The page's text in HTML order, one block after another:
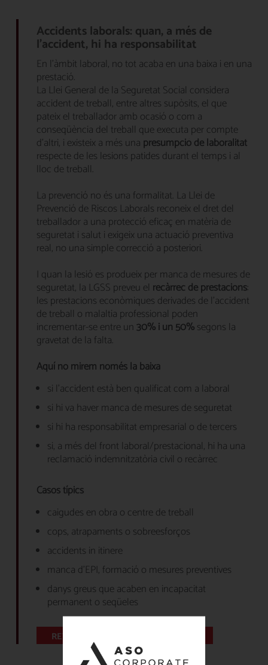
Accidents laborals: quan, a més de
l’accident, hi ha responsabilitat
En l’àmbit laboral, no tot acaba en una baixa i en una
prestació.
La Llei General de la Seguretat Social considera
accident de treball, entre altres supòsits, el que
pateix el treballador amb ocasió o com a
conseqüència del treball que executa per compte
d’altri, i existeix a més una presumpció de laboralitat
respecte de les lesions patides durant el temps i al
lloc de treball.
La prevenció no és una formalitat. La Llei de
Prevenció de Riscos Laborals reconeix el dret del
treballador a una protecció eficaç en matèria de
seguretat i salut i exigeix una actuació preventiva
real, no una simple correcció a posteriori.
I quan la lesió es produeix per manca de mesures de
seguretat, la LGSS preveu el recàrrec de prestacions:
les prestacions econòmiques derivades de l’accident
de treball o malaltia professional poden
incrementar-se entre un 30% i un 50%segons la
gravetat de la falta.
Aquí no mirem només la baixa
si l’accident està ben qualificat com a laboral
si hi va haver manca de mesures de seguretat
si hi ha responsabilitat empresarial o de tercers
si, a més del front laboral/prestacional, hi ha una
reclamació indemnitzatòria civil o recàrrec
Casos típics
caigudes en obra o centre de treball
cops, atrapaments o sobreesforços
accidents in itinere
manca d’EPI, formació o mesures preventives
danys greus que acaben en incapacitat
permanent o seqüeles
REVISA EL MEU ACCIDENT LABORAL